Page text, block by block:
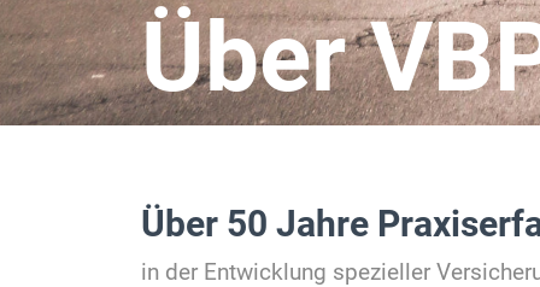
Über
Über 50 Jahre
in der Entwicklung spezieller